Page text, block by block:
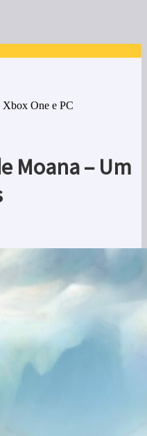
One e PC
Moana – Um